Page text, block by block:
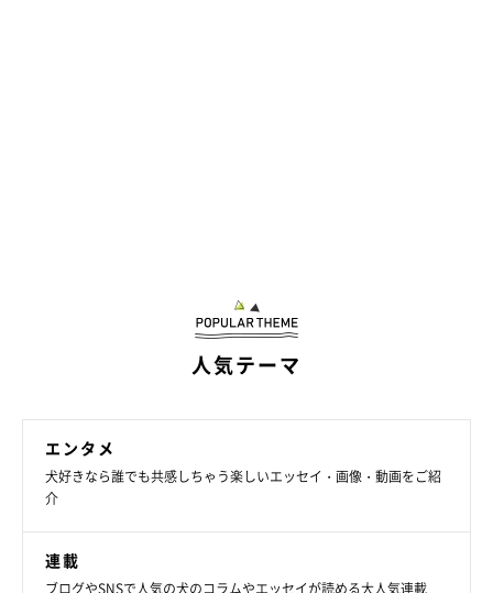
人気テーマ
エンタメ
犬好きなら誰でも共感しちゃう楽しいエッセイ・画像・動画をご紹
介
連載
ブログやSNSで人気の犬のコラムやエッセイが読める大人気連載